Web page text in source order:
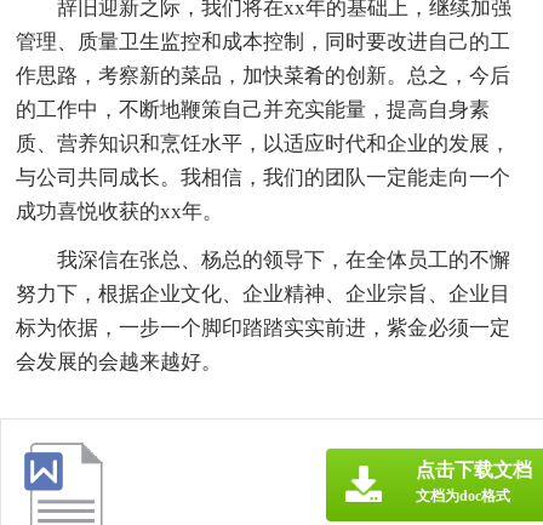
辞旧迎新之际，我们将在xx年的基础上，继续加强
管理、质量卫生监控和成本控制，同时要改进自己的工
作思路，考察新的菜品，加快菜肴的创新。总之，今后
的工作中，不断地鞭策自己并充实能量，提高自身素
质、营养知识和烹饪水平，以适应时代和企业的发展，
与公司共同成长。我相信，我们的团队一定能走向一个
成功喜悦收获的xx年。
我深信在张总、杨总的领导下，在全体员工的不懈
努力下，根据企业文化、企业精神、企业宗旨、企业目
标为依据，一步一个脚印踏踏实实前进，紫金必须一定
会发展的会越来越好。
点击下载文档
文档为doc格式